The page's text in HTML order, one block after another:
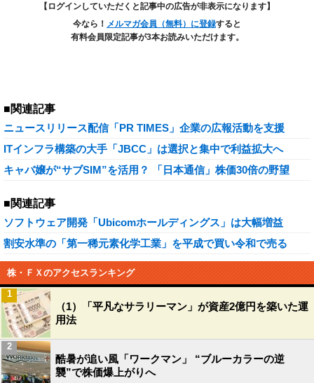
【ログインしていただくと記事中の広告が非表示になります】
今なら！ メルマガ会員（無料）に登録すると
有料会員限定記事が3本お読みいただけます。
■関連記事
ニュースリリース配信「PR TIMES」企業の広報活動を支援
ITインフラ構築の大手「JBCC」は選択と集中で利益拡大へ
キャバ嬢が“サブSIM”を活用？ 「日本通信」株価30倍の野望
■関連記事
ソフトウェア開発「Ubicomホールディングス」は大幅増益
割安水準の「第一稀元素化学工業」を平成で買い令和で売る
株・ＦＸのアクセスランキング
（1）「平凡なサラリーマン」が資産2億円を築いた運
用法
1
酷暑が追い風「ワークマン」 “ブルーカラーの逆
襲”で株価爆上がりへ
2